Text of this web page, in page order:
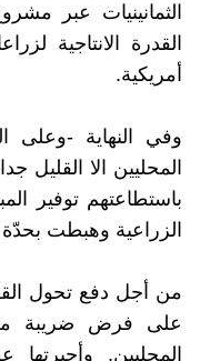
القدرة الانتاجية
أمريكية.
وفي النهاية -وعلى
المحليين الا القليل
باستطاعتهم توفير
الزراعية وهبطت
من أجل دفع تحول
على فرض ضريبة
المحليين,